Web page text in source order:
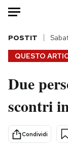
HOME
Italia
Politica
Tecnologia
Internet
QUESTO
POSTIT
Due
scontri
Condividi